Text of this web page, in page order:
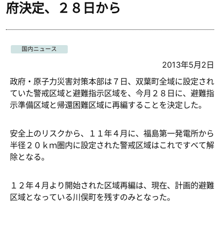
府決定、２８日から
国内ニュース
2013年5月2日
政府・原子力災害対策本部は７日、双葉町全域に設定され
ていた警戒区域と避難指示区域を、今月２８日に、避難指
示準備区域と帰還困難区域に再編することを決定した。
安全上のリスクから、１１年４月に、福島第一発電所から
半径２０ｋｍ圏内に設定された警戒区域はこれですべて解
除となる。
１２年４月より開始された区域再編は、現在、計画的避難
区域となっている川俣町を残すのみとなった。